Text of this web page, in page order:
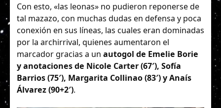
Con esto, «las leonas» no pudieron reponerse de
tal mazazo, con muchas dudas en defensa y poca
conexión en sus líneas, las cuales eran dominadas
por la archirrival, quienes aumentaron el
marcador gracias a un autogol de Emelie Borie
y anotaciones de Nicole Carter (67′), Sofía
Barrios (75′), Margarita Collinao (83′) y Anaís
Álvarez (90+2′).